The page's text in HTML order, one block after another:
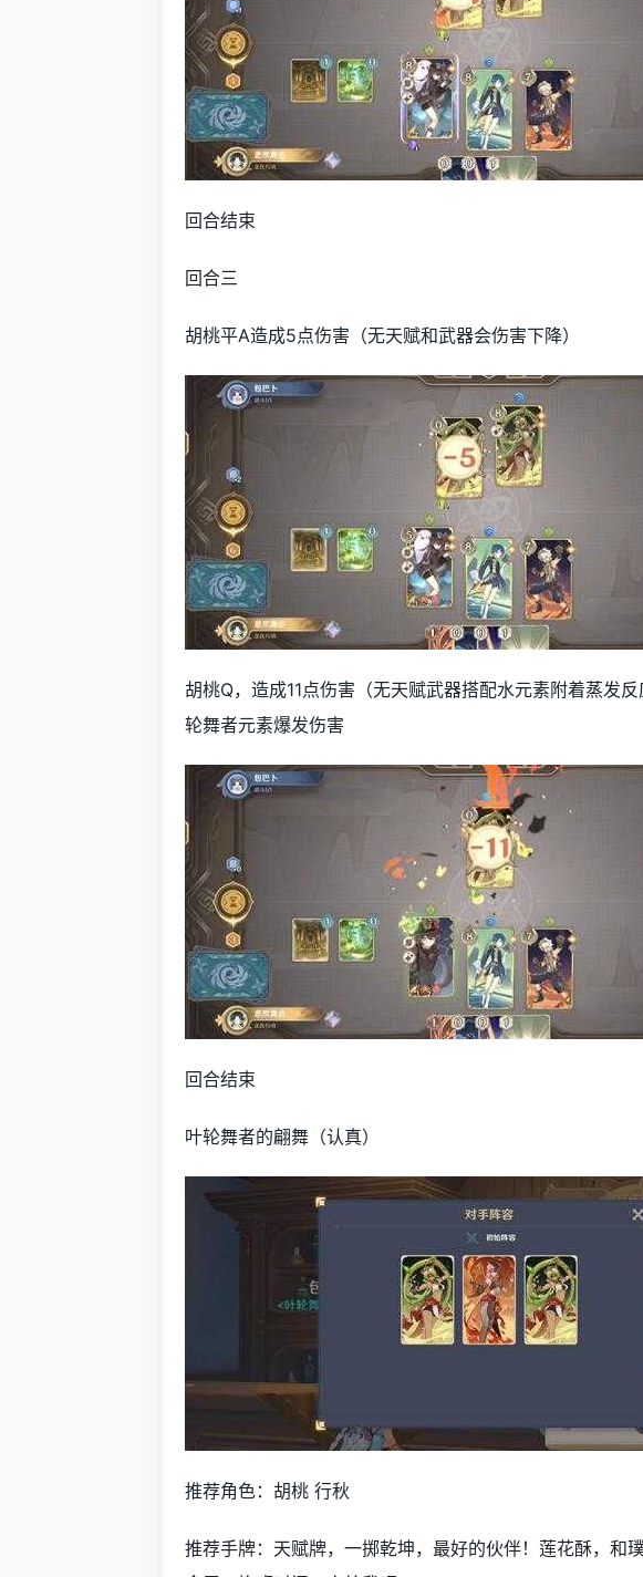
回合结束
回合三
胡桃平A造成5点伤害（无天赋和武器会伤害下降）
胡桃Q，造成11点伤害（无天赋武器搭配水元素附着蒸发
轮舞者元素爆发伤害
回合结束
叶轮舞者的翩舞（认真）
推荐角色：胡桃 行秋
推荐手牌：天赋牌，一掷乾坤，最好的伙伴！莲花酥，和